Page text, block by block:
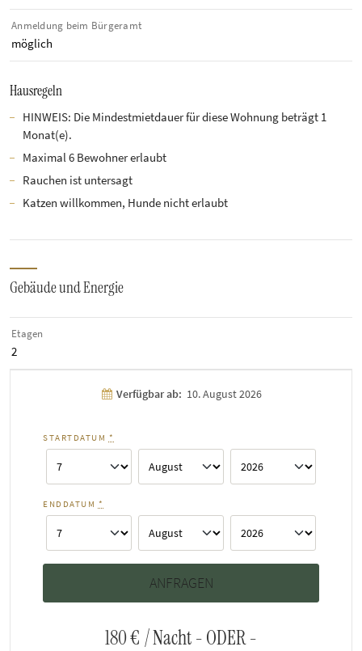
Anmeldung beim Bürgeramt
möglich
Hausregeln
HINWEIS: Die Mindestmietdauer für diese Wohnung beträgt 1
Monat(e).
Maximal 6 Bewohner erlaubt
Rauchen ist untersagt
Katzen willkommen, Hunde nicht erlaubt
Gebäude und Energie
Etagen
2
Verfügbar ab: 10. August 2026
STARTDATUM *
ENDDATUM *
180 € / Nacht - ODER -